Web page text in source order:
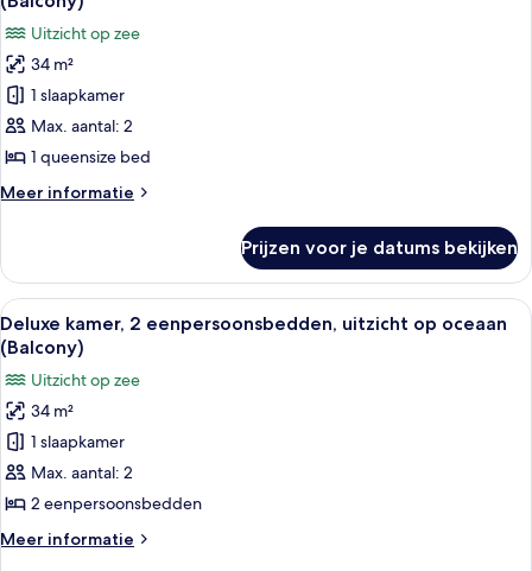
op
resort
(Balcony)
voor
Deluxe
kamer,
queensize
bed,
uitzicht
op
(Balcony)
laden
Uitzicht op zee
34 m²
1 slaapkamer
Max. aantal: 2
1 queensize bed
Meer informatie
Meer
kamer,
queensize
bed,
uitzicht
op
oceaan
(Balcony)
Prijzen voor je datums bekijken
Alle
foto's
voor
Deluxe
kamer,
2
eenpersoonsbedden,
uitzicht
op
oceaan
Een hotelkamer met een bed, een
9
Deluxe kamer, 2 eenpersoonsbedden, uitzicht op oceaan
(Balcony)
Uitzicht op zee
34 m²
1 slaapkamer
Max. aantal: 2
2 eenpersoonsbedden
Meer informatie
Meer